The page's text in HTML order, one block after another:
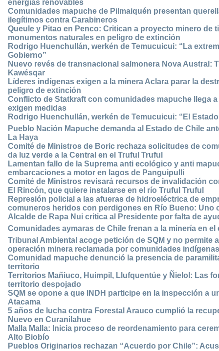
energías renovables
Comunidades mapuche de Pilmaiquén presentan
ilegítimos contra Carabineros
Queule y Pitao en Penco: Critican a proyecto minero de
monumentos naturales en peligro de extinción
Rodrigo Huenchullán, werkén de Temucuicui: “La
Gobierno”
Nuevo revés de transnacional salmonera Nova Austral:
Kawésqar
Líderes indígenas exigen a la minera Aclara parar la
peligro de extinción
Conflicto de Statkraft con comunidades mapuche llega
exigen medidas
Rodrigo Huenchullán, werkén de Temucuicui: “El
Pueblo Nación Mapuche demanda al Estado de Chile
La Haya
Comité de Ministros de Boric rechaza solicitudes de
da luz verde a la Central en el Truful Truful
Lamentan fallo de la Suprema anti ecológico y anti
embarcaciones a motor en lagos de Panguipulli
Comité de Ministros revisará recursos de invalidación
El Rincón, que quiere instalarse en el río Truful Truful
Represión policial a las afueras de hidroeléctrica de
comuneros heridos con perdigones en Río Bueno: Uno
Alcalde de Rapa Nui critica al Presidente por falta de
Comunidades aymaras de Chile frenan a la minería en
Tribunal Ambiental acoge petición de SQM y no permite
operación minera reclamada por comunidades indígenas
Comunidad mapuche denunció la presencia de
territorio
Territorios Mañiuco, Huimpil, Llufquentúe y Ñielol: Las
territorio despojado
SQM se opone a que INDH participe en la inspección a
Atacama
5 años de lucha contra Forestal Arauco cumplió la
Nuevo en Curanilahue
Malla Malla: Inicia proceso de reordenamiento para
Alto Biobío
Pueblos Originarios rechazan “Acuerdo por Chile”: